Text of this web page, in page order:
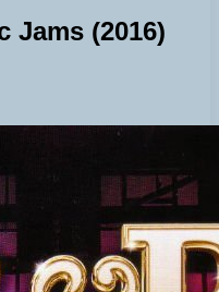
Jams (2016)